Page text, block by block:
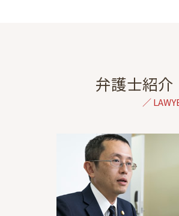
逸失利益とは
後遺障害 診断書 認定
後遺障害 診断書 症状固定 日
症状固定 後遺障害
後遺障害等級認定 申請
離婚 慰謝料 決め方
協議離婚 弁護士 無料相談
遠距離 浮気
離婚 弁護士 初回無料
親権 裁判
離婚 拒否されたら
離婚 親権 決め方
不倫 慰謝料 相場
相続 弁護士 相談 港区
離婚 弁護士 相談 東京
刑事事件 弁護士 相談 港区
離婚 弁護士 相談 栃木
相続 弁護士 相談 東京
出会い系詐欺 弁護士 相談 港区
一般民事 弁護士 相談 港区
自己破産 弁護士 相談 東京
弁護士紹介